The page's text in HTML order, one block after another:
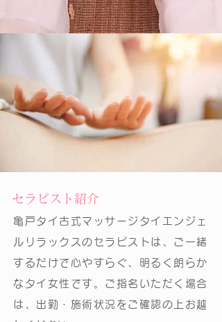
セラピスト紹介
亀戸タイ古式マッサージタイエンジェ
ルリラックスのセラピストは、ご一緒
するだけで心やすらぐ、明るく朗らか
なタイ女性です。ご指名いただく場合
は、出勤・施術状況をご確認の上お越